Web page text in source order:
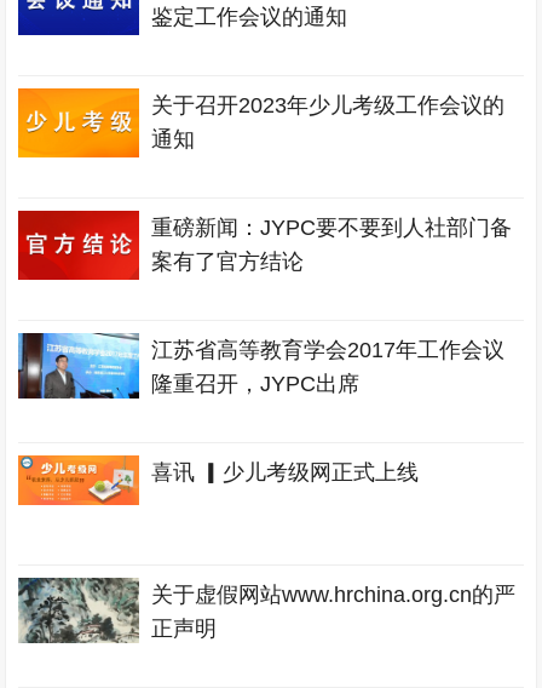
鉴定工作会议的通知
关于召开2023年少儿考级工作会议的
通知
重磅新闻：JYPC要不要到人社部门备
案有了官方结论
江苏省高等教育学会2017年工作会议
隆重召开，JYPC出席
喜讯 ▎少儿考级网正式上线
关于虚假网站www.hrchina.org.cn的严
正声明